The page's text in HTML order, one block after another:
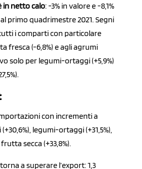
in netto calo: -3% in valore e -8,1%
primo quadrimestre 2021. Segni
i comparti con particolare
fresca (-6,8%) e agli agrumi
solo per legumi-ortaggi (+5,9%)
con incrementi a
legumi-ortaggi (+31,5%),
secca (+33,8%).
a superare l’export: 1,3